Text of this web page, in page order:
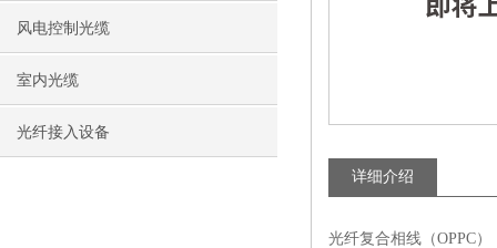
风电控制光缆
室内光缆
光纤接入设备
详细介绍
光纤复合相线（OPPC